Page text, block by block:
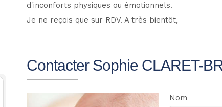
d'inconforts physiques ou émotionnels.
Je ne reçois que sur RDV. A très bientôt,
Contacter Sophie CLARET-
Nom